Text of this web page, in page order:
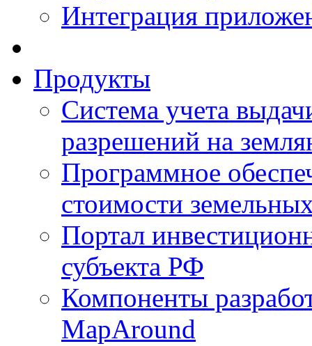
Интеграция
Продукты
Система учета
разрешений на
Программное
стоимости
Портал
субъекта РФ
Компоненты
MapAround